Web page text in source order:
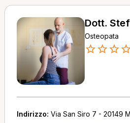
Dott.
Osteopata
Indirizzo: Via San Siro 7 - 20149